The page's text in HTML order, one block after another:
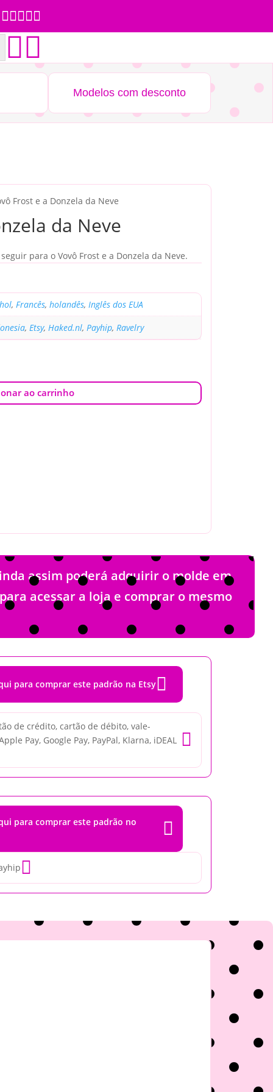


Modelos com desconto
Frost e a Donzela da Neve
da Neve
para o Vovô Frost e a Donzela da Neve.
, Francês, holandês, Inglês dos EUA
, Etsy, Haked.nl, Payhip, Ravelry
ao carrinho
assim poderá adquirir o molde em
acessar a loja e comprar o mesmo
para comprar este padrão na Etsy
de crédito, cartão de débito, vale-
Pay, Google Pay, PayPal, Klarna, iDEAL 
para comprar este padrão no 
